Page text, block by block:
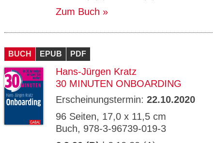
Zum Buch
BUCH EPUB PDF
Hans-Jürgen Kratz
30 MINUTEN ONBOARDING
Erscheinungstermin: 22.10.2020
96 Seiten, 17,0 x 11,5 cm
Buch, 978-3-96739-019-3